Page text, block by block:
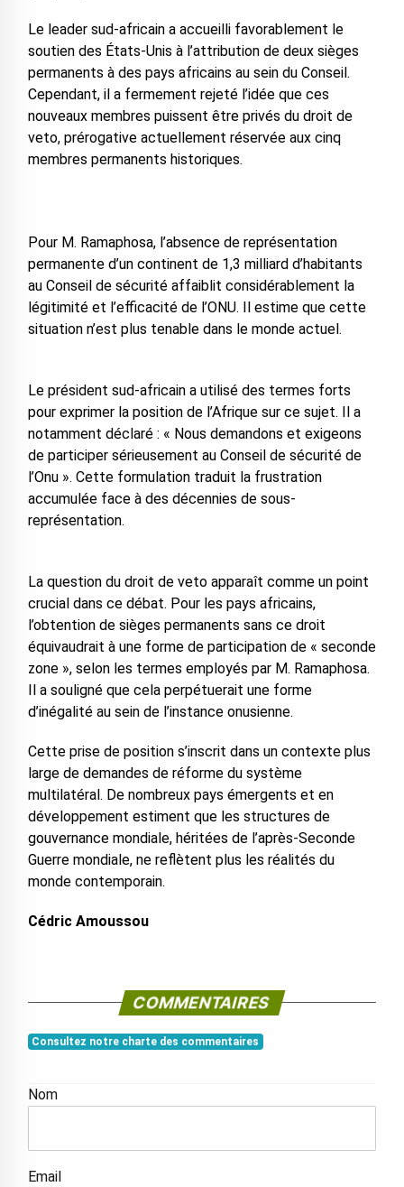
Le leader sud-africain a accueilli favorablement le
soutien des États-Unis à l’attribution de deux sièges
permanents à des pays africains au sein du Conseil.
Cependant, il a fermement rejeté l’idée que ces
nouveaux membres puissent être privés du droit de
veto, prérogative actuellement réservée aux cinq
membres permanents historiques.
Pour M. Ramaphosa, l’absence de représentation
permanente d’un continent de 1,3 milliard d’habitants
au Conseil de sécurité affaiblit considérablement la
légitimité et l’efficacité de l’ONU. Il estime que cette
situation n’est plus tenable dans le monde actuel.
Le président sud-africain a utilisé des termes forts
pour exprimer la position de l’Afrique sur ce sujet. Il a
notamment déclaré : « Nous demandons et exigeons
de participer sérieusement au Conseil de sécurité de
l’Onu ». Cette formulation traduit la frustration
accumulée face à des décennies de sous-
représentation.
La question du droit de veto apparaît comme un point
crucial dans ce débat. Pour les pays africains,
l’obtention de sièges permanents sans ce droit
équivaudrait à une forme de participation de « seconde
zone », selon les termes employés par M. Ramaphosa.
Il a souligné que cela perpétuerait une forme
d’inégalité au sein de l’instance onusienne.
Cette prise de position s’inscrit dans un contexte plus
large de demandes de réforme du système
multilatéral. De nombreux pays émergents et en
développement estiment que les structures de
gouvernance mondiale, héritées de l’après-Seconde
Guerre mondiale, ne reflètent plus les réalités du
monde contemporain.
Cédric Amoussou
COMMENTAIRES
Consultez notre charte des commentaires
Nom
Email